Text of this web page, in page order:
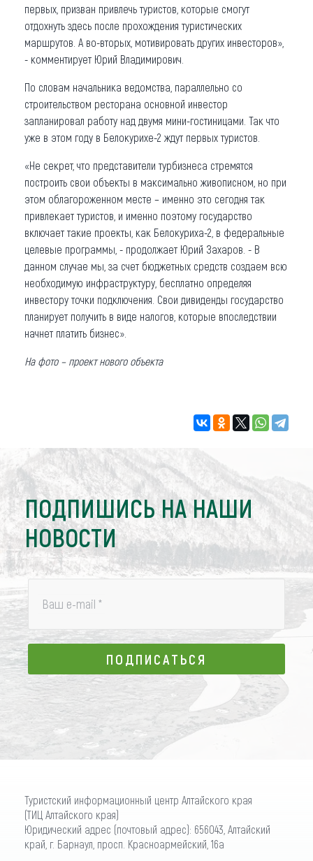
первых, призван привлечь туристов, которые смогут
отдохнуть здесь после прохождения туристических
маршрутов. А во-вторых, мотивировать других инвесторов»,
- комментирует Юрий Владимирович.
По словам начальника ведомства, параллельно со
строительством ресторана основной инвестор
запланировал работу над двумя мини-гостиницами. Так что
уже в этом году в Белокурихе-2 ждут первых туристов.
«Не секрет, что представители турбизнеса стремятся
построить свои объекты в максимально живописном, но при
этом облагороженном месте – именно это сегодня так
привлекает туристов, и именно поэтому государство
включает такие проекты, как Белокуриха-2, в федеральные
целевые программы, - продолжает Юрий Захаров. - В
данном случае мы, за счет бюджетных средств создаем всю
необходимую инфраструктуру, бесплатно определяя
инвестору точки подключения. Свои дивиденды государство
планирует получить в виде налогов, которые впоследствии
начнет платить бизнес».
На фото – проект нового объекта
ПОДПИШИСЬ НА НАШИ
НОВОСТИ
Ваш e-mail *
ПОДПИСАТЬСЯ
ПОДПИСАТЬСЯ
Туристский информационный центр Алтайского края
(ТИЦ Алтайского края)
Юридический адрес (почтовый адрес): 656043, Алтайский
край, г. Барнаул, просп. Красноармейский, 16а